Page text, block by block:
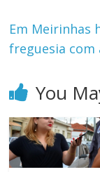
Em Meirinhas
freguesia com
You